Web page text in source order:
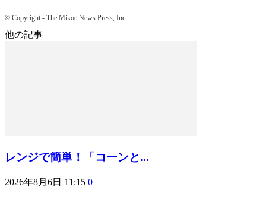
© Copyright - The Mikoe News Press, Inc.
他の記事
レンジで簡単！「コーンと...
2026年8月6日 11:15 0